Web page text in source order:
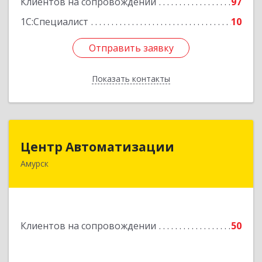
1С:Специалист
10
Отправить заявку
Показать контакты
Отправить заявку
Назад
Центр Автоматизации
Амурск
Клиентов на сопровождении 50
682640, Хабаровский край, Амурск г, Мира пр-